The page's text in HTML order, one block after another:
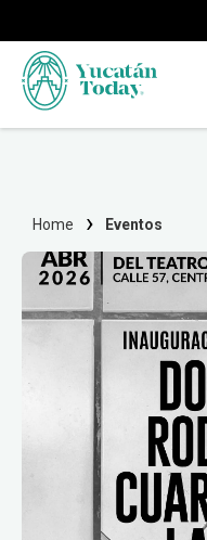
Home Eventos